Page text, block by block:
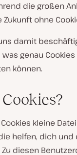
die großen
Zukunft ohne
damit
genau
können.
kleine
helfen, dich
diesen